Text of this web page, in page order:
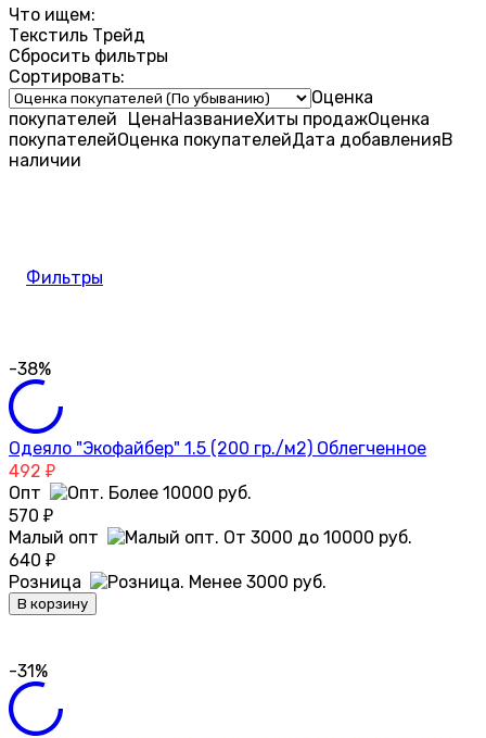
Что ищем:
Текстиль Трейд
Сбросить фильтры
Сортировать:
Оценка
покупателей
ЦенаНазваниеХиты продажОценка
покупателейОценка покупателейДата добавленияВ
наличии
Фильтры
-38%
Одеяло "Экофайбер" 1.5 (200 гр./м2) Облегченное
492 ₽
Опт
570 ₽
Малый опт
640 ₽
Розница
В корзину
-31%